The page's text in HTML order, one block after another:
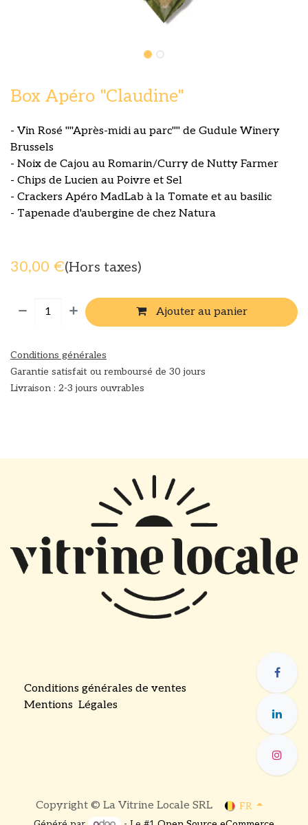
Box Apéro "Claudine"
- Vin Rosé ""Après-midi au parc"" de Gudule Winery
Brussels
- Noix de Cajou au Romarin/Curry de Nutty Farmer
- Chips de Lucien au Poivre et Sel
- Crackers Apéro MadLab à la Tomate et au basilic
- Tapenade d'aubergine de chez Natura
30,00 €(Hors taxes)
Ajouter au panier
Conditions générales
Garantie satisfait ou remboursé de 30 jours
Livraison : 2-3 jours ouvrables
Conditions générales de ventes
Mentions Légales
Copyright © La Vitrine Locale SRL
FR